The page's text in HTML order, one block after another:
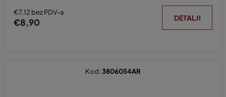
€7,12 bez PDV-a
€8,90 DETALJI
Kod:3806054AR